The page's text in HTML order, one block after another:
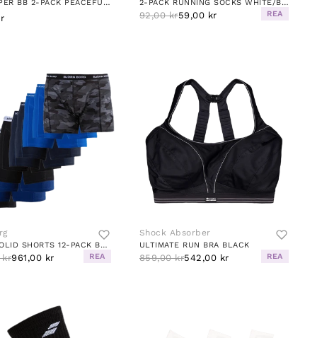
SHORTS PER BB 2-PACK PEACEFUL GREEN 2-PACK RUNNING SOCKS WHITE/BLACK/GREY
92,00 kr59,00 kr REA
SAMMY SOLID SHORTS 12-PACK BLACK
kr961,00 kr REA
Shock Absorber
ULTIMATE RUN BRA BLACK
859,00 kr542,00 kr REA